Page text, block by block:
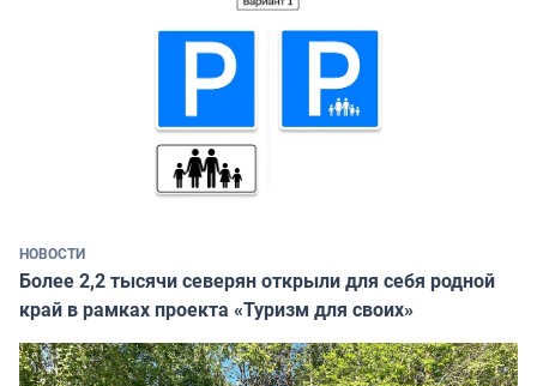
НОВОСТИ
Более 2,2 тысячи северян открыли для себя родной
край в рамках проекта «Туризм для своих»